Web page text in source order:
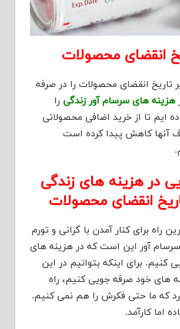
انقضای محصولات
تاریخ انقضای محصولات را در صرفه
هزینه های سرسام آور زندگی را
ایم تا از خرید اضافی محصولاتی
آنها کاهش پیدا کرده است
در هزینه های زندگی
انقضای محصولات
راه برای کنار آمدن با گرانی و تورم
آور این است که در هزینه های
کنیم. برای اینکه بتوانیم در این
های خود صرفه جویی کنیم، راه
که ما حتی فکرش را هم نمی کنیم.
اما کارآمد.